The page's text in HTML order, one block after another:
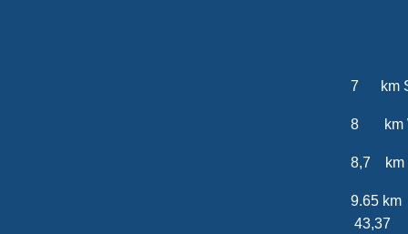
7 km
8 km
8,7
9.65
43,37